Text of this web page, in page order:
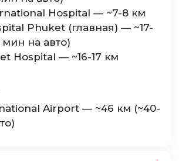
Hospital — ~7-8 км
Phuket (главная) — ~17-
мин на авто)
Hospital — ~16-17 км
Airport — ~46 км (~40-